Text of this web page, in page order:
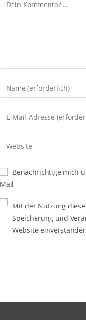
Benachrichtige mich
Mail
Mit der Nutzung
Speicherung und
Website